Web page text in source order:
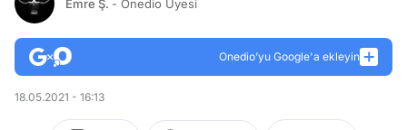
Emre Ş. - Onedio Üyesi
Onedio’yu Google'a ekleyin
18.05.2021 - 16:13